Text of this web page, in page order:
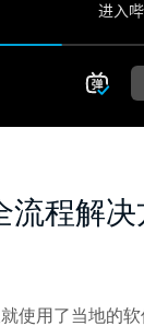
流程解
使用了当地的